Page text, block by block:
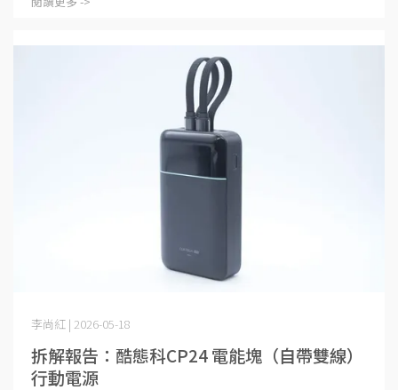
拆解報告：酷態科CP24 電能塊（自帶雙線）
行動電源
李尚紅 | 2026-05-18